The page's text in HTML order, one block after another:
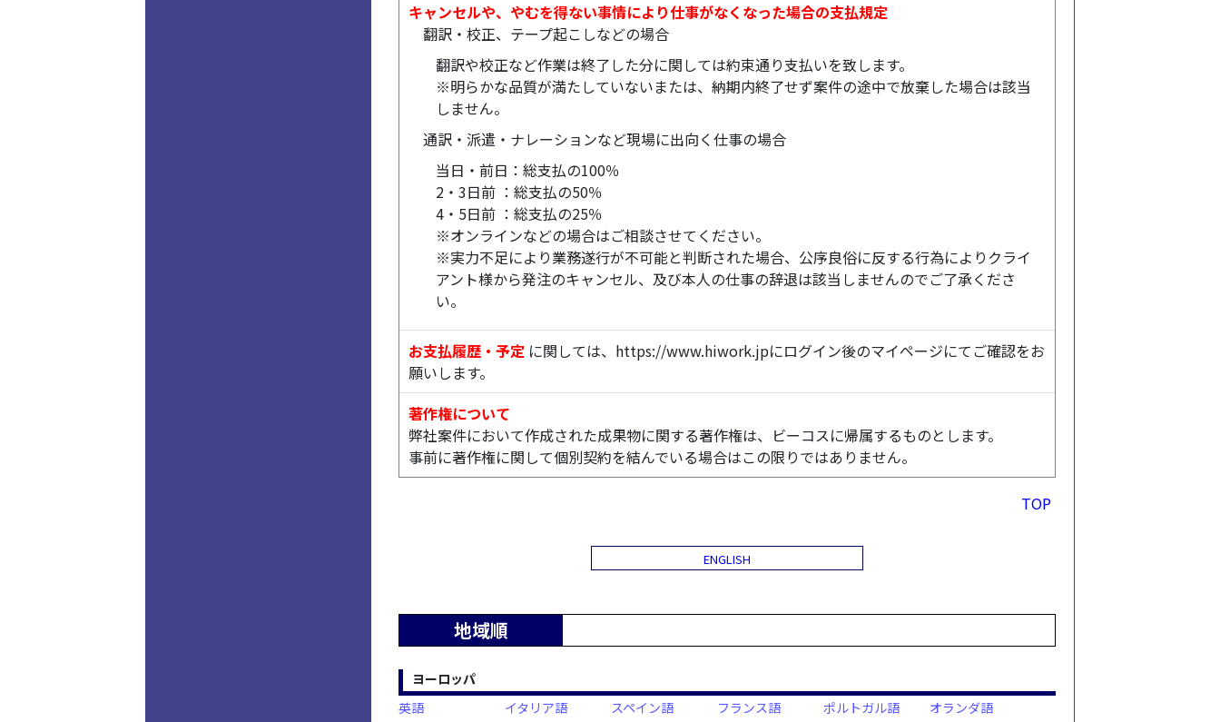
キャンセルや、やむを得ない事情により仕事がなくなった場合の支払規定
翻訳・校正、テープ起こしなどの場合
翻訳や校正など作業は終了した分に関しては約束通り支払いを致します。
※明らかな品質が満たしていないまたは、納期内終了せず案件の途中で放棄した場合は該当
しません。
通訳・派遣・ナレーションなど現場に出向く仕事の場合
当日・前日：総支払の100％
2・3日前 ：総支払の50％
4・5日前 ：総支払の25％
※オンラインなどの場合はご相談させてください。
※実力不足により業務遂行が不可能と判断された場合、公序良俗に反する行為によりクライ
アント様から発注のキャンセル、及び本人の仕事の辞退は該当しませんのでご了承くださ
い。
お支払履歴・予定 に関しては、https://www.hiwork.jpにログイン後のマイページにてご確認をお
願いします。
著作権について
弊社案件において作成された成果物に関する著作権は、ビーコスに帰属するものとします。
事前に著作権に関して個別契約を結んでいる場合はこの限りではありません。
TOP
ENGLISH
地域順
ヨーロッパ
英語
イタリア語 スペイン語 フランス語 ポルトガル語
オランダ語